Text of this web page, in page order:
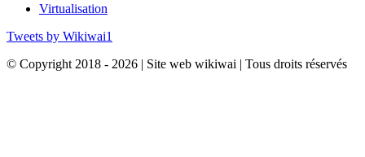
Virtualisation
Tweets by Wikiwai1
© Copyright 2018 - 2026 | Site web wikiwai | Tous droits réservés